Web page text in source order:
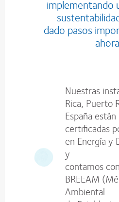
implementando
dado pasos
Nuestras
Rica, Puerto
España están
certificadas
en Energía y
y
contamos
BREEAM
Ambiental